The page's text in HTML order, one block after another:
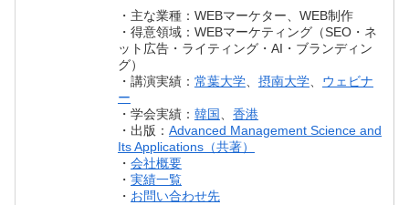
・主な業種：WEBマーケター、WEB制作
・得意領域：WEBマーケティング（SEO・ネ
ット広告・ライティング・AI・ブランディン
グ）
・講演実績：常葉大学、摂南大学、 ウェビナ
ー
・学会実績：韓国、香港
・出版：Advanced Management Science and
Its Applications（共著）
・会社概要
・実績一覧
・ お問い合わせ先